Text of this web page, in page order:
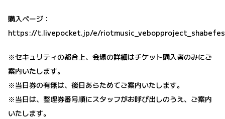
購入ページ：
https://t.livepocket.jp/e/riotmusic_vebopproject_shabefes
※セキュリティの都合上、会場の詳細はチケット購入者のみにご
案内いたします。
※当日券の有無は、後日あらためてご案内いたします。
※当日は、整理券番号順にスタッフがお呼び出しのうえ、ご案内
いたします。